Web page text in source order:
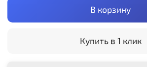
В корзину
Купить в 1 клик